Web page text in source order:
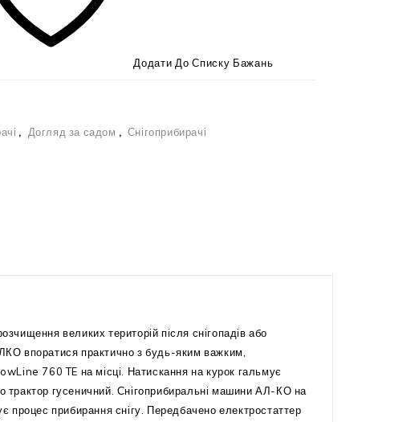
Додати До Списку Бажань
, Догляд за садом , Снігоприбирачі
великих територій після снігопадів або
впоратися практично з будь-яким важким,
760 TE на місці. Натискання на курок гальмує
трактор гусеничний. Снігоприбиральні машини АЛ-КО на
процес прибирання снігу. Передбачено електростаттер